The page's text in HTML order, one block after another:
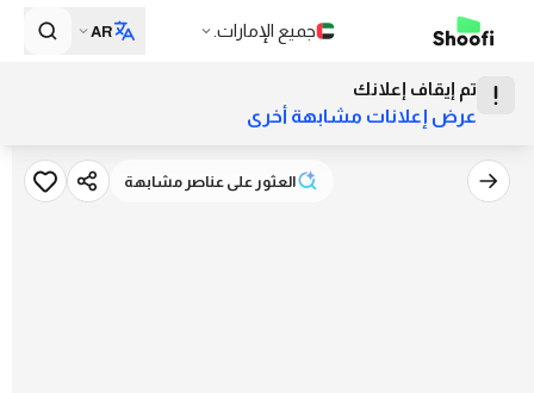
جميع الإمارات. AR
تم إيقاف إعلانك
عرض إعلانات مشابهة أخرى
العثور على عناصر مشابهةالعثور على عناصر مشابهة